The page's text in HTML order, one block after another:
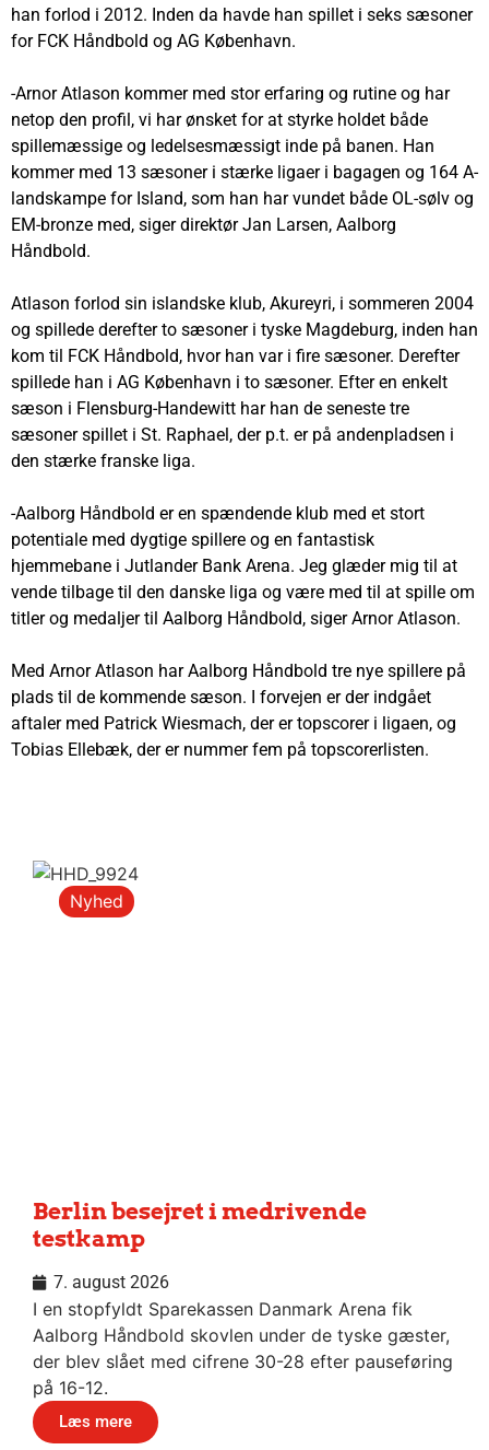
han forlod i 2012. Inden da havde han spillet i seks sæsoner
for FCK Håndbold og AG København.
-Arnor Atlason kommer med stor erfaring og rutine og har
netop den profil, vi har ønsket for at styrke holdet både
spillemæssige og ledelsesmæssigt inde på banen. Han
kommer med 13 sæsoner i stærke ligaer i bagagen og 164 A-
landskampe for Island, som han har vundet både OL-sølv og
EM-bronze med, siger direktør Jan Larsen, Aalborg
Håndbold.
Atlason forlod sin islandske klub, Akureyri, i sommeren 2004
og spillede derefter to sæsoner i tyske Magdeburg, inden han
kom til FCK Håndbold, hvor han var i fire sæsoner. Derefter
spillede han i AG København i to sæsoner. Efter en enkelt
sæson i Flensburg-Handewitt har han de seneste tre
sæsoner spillet i St. Raphael, der p.t. er på andenpladsen i
den stærke franske liga.
-Aalborg Håndbold er en spændende klub med et stort
potentiale med dygtige spillere og en fantastisk
hjemmebane i Jutlander Bank Arena. Jeg glæder mig til at
vende tilbage til den danske liga og være med til at spille om
titler og medaljer til Aalborg Håndbold, siger Arnor Atlason.
Med Arnor Atlason har Aalborg Håndbold tre nye spillere på
plads til de kommende sæson. I forvejen er der indgået
aftaler med Patrick Wiesmach, der er topscorer i ligaen, og
Tobias Ellebæk, der er nummer fem på topscorerlisten.
Nyhed
Berlin besejret i medrivende
testkamp
7. august 2026
I en stopfyldt Sparekassen Danmark Arena fik
Aalborg Håndbold skovlen under de tyske gæster,
der blev slået med cifrene 30-28 efter pauseføring
på 16-12.
Læs mere